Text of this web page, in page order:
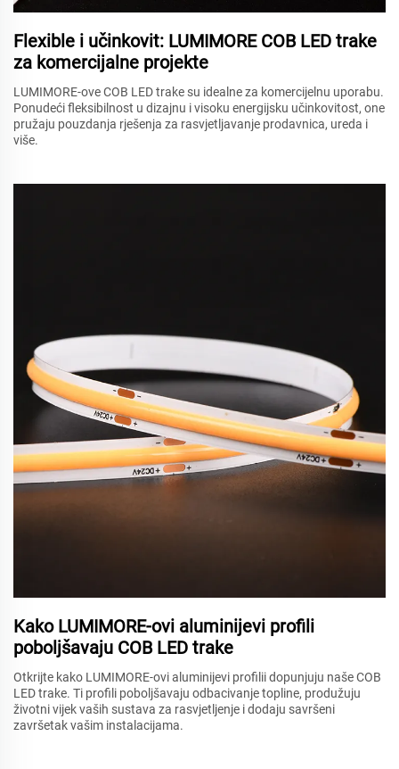
Flexible i učinkovit: LUMIMORE COB LED trake
za komercijalne projekte
LUMIMORE-ove COB LED trake su idealne za komercijelnu uporabu.
Ponudeći fleksibilnost u dizajnu i visoku energijsku učinkovitost, one
pružaju pouzdanja rješenja za rasvjetljavanje prodavnica, ureda i
više.
Kako LUMIMORE-ovi aluminijevi profili
poboljšavaju COB LED trake
Otkrijte kako LUMIMORE-ovi aluminijevi profilii dopunjuju naše COB
LED trake. Ti profili poboljšavaju odbacivanje topline, produžuju
životni vijek vaših sustava za rasvjetljenje i dodaju savršeni
završetak vašim instalacijama.